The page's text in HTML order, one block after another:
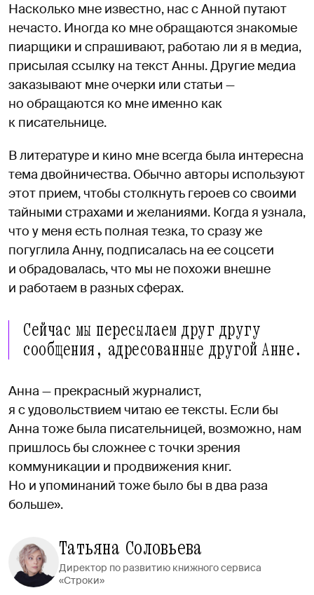
Насколько мне известно, нас с Анной путают
нечасто. Иногда ко мне обращаются знакомые
пиарщики и спрашивают, работаю ли я в медиа,
присылая ссылку на текст Анны. Другие медиа
заказывают мне очерки или статьи —
но обращаются ко мне именно как
к писательнице.
В литературе и кино мне всегда была интересна
тема двойничества. Обычно авторы используют
этот прием, чтобы столкнуть героев со своими
тайными страхами и желаниями. Когда я узнала,
что у меня есть полная тезка, то сразу же
погуглила Анну, подписалась на ее соцсети
и обрадовалась, что мы не похожи внешне
и работаем в разных сферах.
Сейчас мы пересылаем друг другу
сообщения, адресованные другой Анне.
Анна — прекрасный журналист,
я с удовольствием читаю ее тексты. Если бы
Анна тоже была писательницей, возможно, нам
пришлось бы сложнее с точки зрения
коммуникации и продвижения книг.
Но и упоминаний тоже было бы в два раза
больше».
Татьяна Соловьева
Директор по развитию книжного сервиса
«Строки»